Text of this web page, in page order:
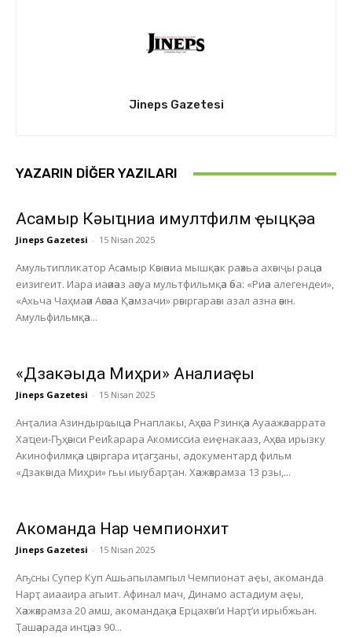
Jineps Gazetesi
YAZARIN DIĞER YAZILARI
Асҭамыр Кәыҵниа имултфилм ҿыцқәа
Jineps Gazetesi - 15 Nisan 2025
Амультипликатор Асәамыр Кәыәниа мышқәак раәхьа ахәыҷы рацәа
еизигеит. Иара иаәиәаз аәсуа мультфильмқәа әба: «Риәа алегендеи»,
«Ахьча Чаҳмаәи Аәсәаа Қәамзачи» рәыргараәы азал азна әәын.
Амульфильмқәа...
«Дзакәыда Миҳри» Анҭалиаҿы
Jineps Gazetesi - 15 Nisan 2025
Анҭалиа Азиндырҩыцәа Рнаплакы, Аҳәса Рзинқәа Ауаажәларратә
Хаҵеи-Ҧҳәыси Реиҟарара Акомиссиа еиҿнакааз, Аҳәса ирызку
Акинофилмқәа цәыргара иҭагӡаны, адокументард фильм
«Дзакәыда Миҳри» гьы иыубарҭан. Хәажәкрамза 13 рзы,...
Акоманда Нарҭ чемпионхит
Jineps Gazetesi - 15 Nisan 2025
Аҧсны Супер Куп Ашьапылампыл Чемпионат аҿы, акоманда
Нарҭ аиааира агыит. Афинал мач, Динамо астадиум аҿы,
Хәажәкрамза 20 амш, акомандақәа Ерцахәы’и Нарҭ’и ирыбжьан.
Ҭашәарада инҵәаз 90...